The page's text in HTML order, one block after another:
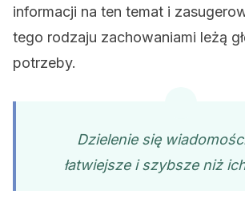
informacji na ten temat i
tego rodzaju zachowaniami leżą
potrzeby.
Dzielenie się
łatwiejsze i szybsze niż